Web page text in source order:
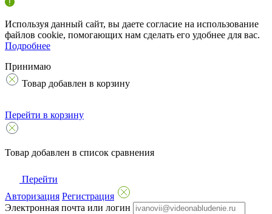
Используя данный сайт, вы даете согласие на использование
файлов cookie, помогающих нам сделать его удобнее для вас.
Подробнее
Принимаю
Товар добавлен в корзину
Перейти в корзину
Товар добавлен в список сравнения
Перейти
Авторизация Регистрация
Электронная почта или логин